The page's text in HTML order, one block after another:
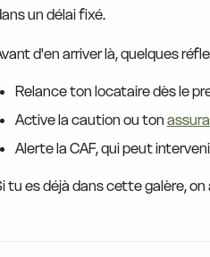
un délai fixé.
d'en arriver là, quelques
Relance ton locataire dès le
Active la caution ou ton
Alerte la CAF, qui peut
tu es déjà dans cette galère, on